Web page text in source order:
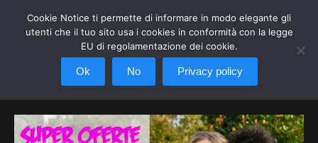
Cookie Notice ti permette di informare in modo elegante gli
utenti che il tuo sito usa i cookies in conformità con la legge
EU di regolamentazione dei cookie.
Ok No Privacy policy